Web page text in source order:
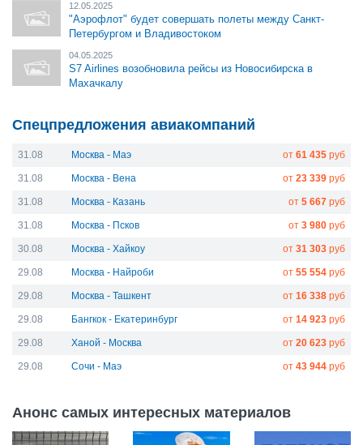
12.05.2025
"Аэрофлот" будет совершать полеты между Санкт-
Петербургом и Владивостоком
04.05.2025
S7 Airlines возобновила рейсы из Новосибирска в
Махачкалу
Спецпредложения авиакомпаний
31.08 Москва - Маэ от 61 435 руб
31.08 Москва - Вена от 23 339 руб
31.08 Москва - Казань от 5 667 руб
31.08 Москва - Псков от 3 980 руб
30.08 Москва - Хайкоу от 31 303 руб
29.08 Москва - Найроби от 55 554 руб
29.08 Москва - Ташкент от 16 338 руб
29.08 Бангкок - Екатеринбург от 14 923 руб
29.08 Ханой - Москва от 20 623 руб
29.08 Сочи - Маэ от 43 944 руб
Анонс самых интересных материалов